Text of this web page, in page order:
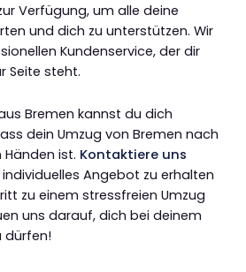
Verfügung, um alle deine
und dich zu unterstützen. Wir
Kundenservice, der dir
Seite steht.
Bremen kannst du dich
dein Umzug von Bremen nach
Händen ist. Kontaktiere uns
Angebot zu erhalten
zu einem stressfreien Umzug
uns darauf, dich bei deinem
dürfen!